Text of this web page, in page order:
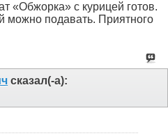
«Обжорка» с курицей готов.
можно подавать. Приятного
сказал(-а):